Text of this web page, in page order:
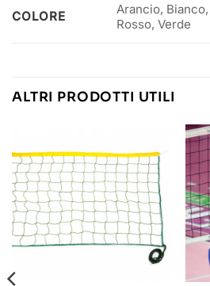
COLORE
Arancio,
Rosso, Verde
ALTRI PRODOTTI UTILI